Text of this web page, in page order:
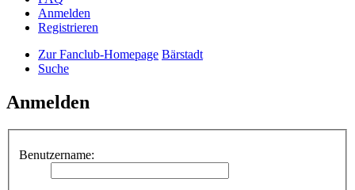
Anmelden
Registrieren
Zur Fanclub-Homepage Bärstadt
Suche
Anmelden
Benutzername: